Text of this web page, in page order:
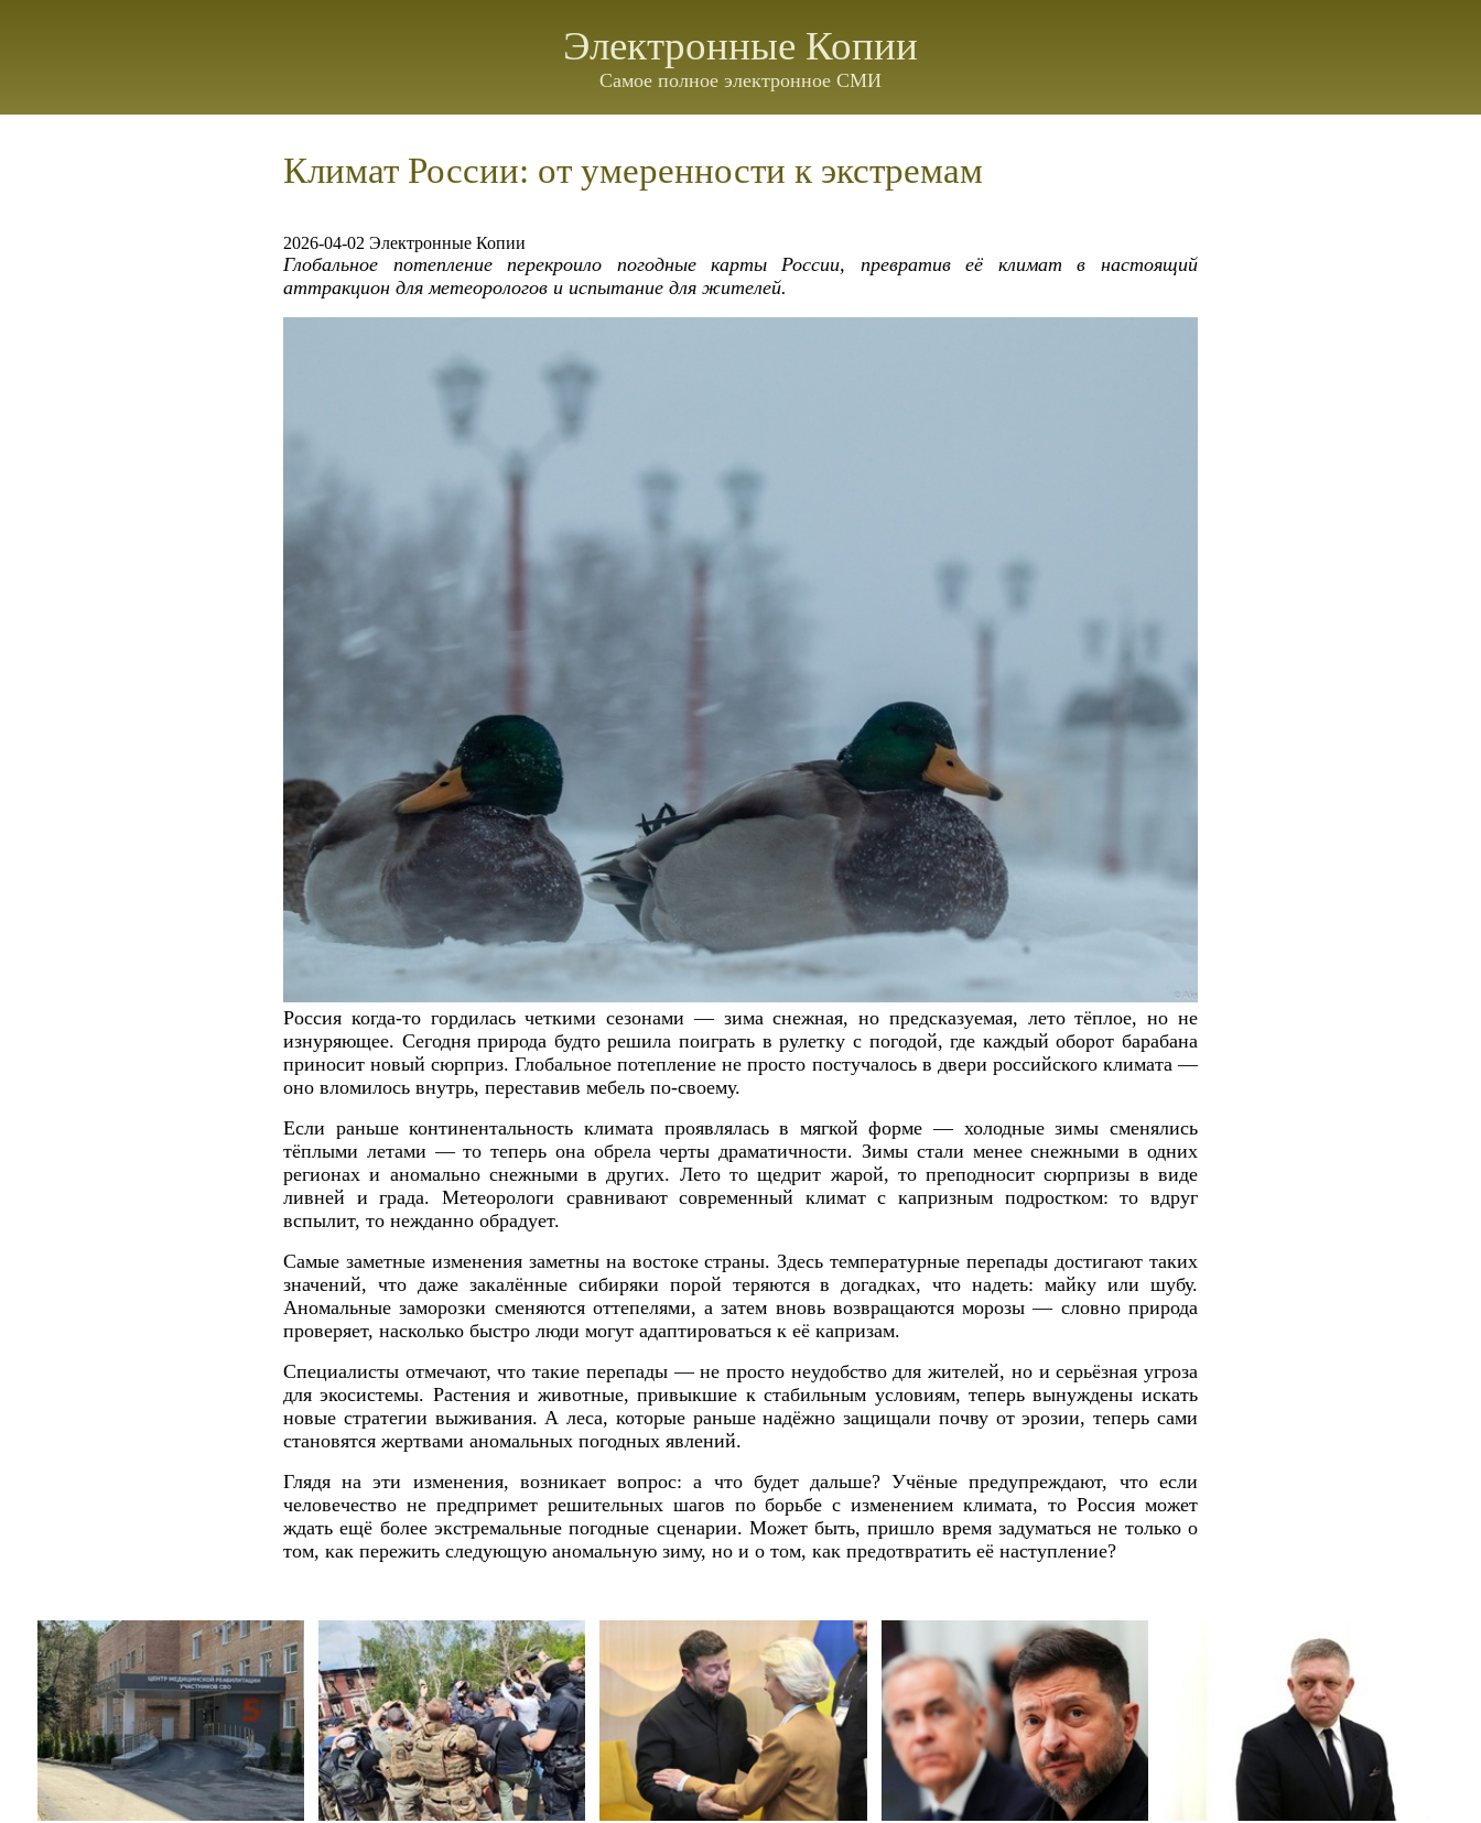
Электронные Копии
Самое полное электронное СМИ
Климат России: от умеренности к экстремам
2026-04-02 Электронные Копии
Глобальное потепление перекроило погодные карты России, превратив её климат в настоящий
аттракцион для метеорологов и испытание для жителей.
Россия когда-то гордилась четкими сезонами — зима снежная, но предсказуемая, лето тёплое, но не
изнуряющее. Сегодня природа будто решила поиграть в рулетку с погодой, где каждый оборот барабана
приносит новый сюрприз. Глобальное потепление не просто постучалось в двери российского климата —
оно вломилось внутрь, переставив мебель по-своему.
Если раньше континентальность климата проявлялась в мягкой форме — холодные зимы сменялись
тёплыми летами — то теперь она обрела черты драматичности. Зимы стали менее снежными в одних
регионах и аномально снежными в других. Лето то щедрит жарой, то преподносит сюрпризы в виде
ливней и града. Метеорологи сравнивают современный климат с капризным подростком: то вдруг
вспылит, то нежданно обрадует.
Самые заметные изменения заметны на востоке страны. Здесь температурные перепады достигают таких
значений, что даже закалённые сибиряки порой теряются в догадках, что надеть: майку или шубу.
Аномальные заморозки сменяются оттепелями, а затем вновь возвращаются морозы — словно природа
проверяет, насколько быстро люди могут адаптироваться к её капризам.
Специалисты отмечают, что такие перепады — не просто неудобство для жителей, но и серьёзная угроза
для экосистемы. Растения и животные, привыкшие к стабильным условиям, теперь вынуждены искать
новые стратегии выживания. А леса, которые раньше надёжно защищали почву от эрозии, теперь сами
становятся жертвами аномальных погодных явлений.
Глядя на эти изменения, возникает вопрос: а что будет дальше? Учёные предупреждают, что если
человечество не предпримет решительных шагов по борьбе с изменением климата, то Россия может
ждать ещё более экстремальные погодные сценарии. Может быть, пришло время задуматься не только о
том, как пережить следующую аномальную зиму, но и о том, как предотвратить её наступление?